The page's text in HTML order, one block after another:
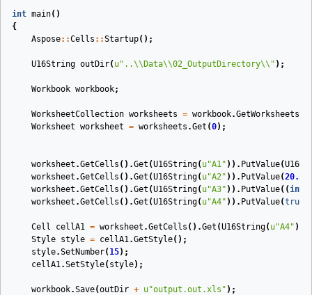
int main()
{
Aspose::Cells ::Startup();
U16String outDir( u"..\\ Data\\02_OutputDirectory\\ " ) ;
Workbook workbook;
WorksheetCollection worksheets = workbook.GetWorksheets
Worksheet worksheet = worksheets .Get (0);
worksheet .GetCells ().Get (U16String( u"A1" )). PutValue(
worksheet .GetCells ().Get (U16String( u"A2" )). PutValue(20.5
worksheet .GetCells ().Get (U16String( u"A3" )). PutValue((
worksheet .GetCells ().Get (U16String( u"A4" )). PutValue(true
Cell cellA1 = worksheet .GetCells ().Get (U16String( u"A4" ));
Style style = cellA1.GetStyle();
style.SetNumber( 15);
cellA1.SetStyle( style);
workbook.Save(outDir + u"output.out.xls" );